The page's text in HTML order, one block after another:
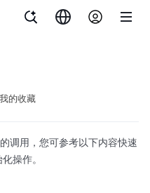
我的收藏
调用，您可参考以下内容快速
操作。